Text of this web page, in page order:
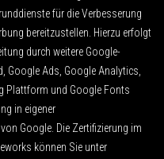
für die Verbesserung
bereitzustellen. Hierzu erfolgt
durch weitere Google-
Google Ads, Google Analytics,
Plattform und Google Fonts
in eigener
Google. Die Zertifizierung im
können Sie unter